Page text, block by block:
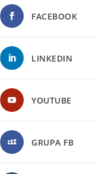
FACEBOOK
LINKEDIN
YOUTUBE
GRUPA FB